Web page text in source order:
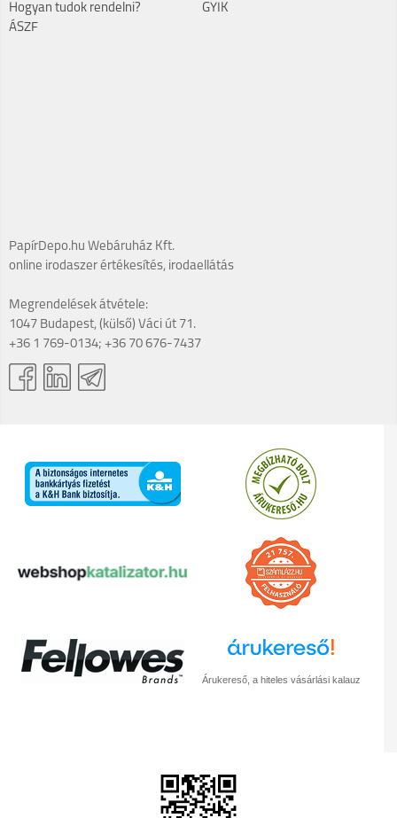
Hogyan tudok rendelni?
ÁSZF
GYIK
PapírDepo.hu Webáruház Kft.
online irodaszer értékesítés, irodaellátás
Megrendelések átvétele:
1047 Budapest, (külső) Váci út 71.
+36 1 769-0134; +36 70 676-7437
Árukereső, a hiteles vásárlási kalauz